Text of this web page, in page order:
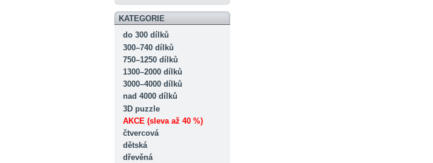
KATEGORIE
do 300 dílků
300–740 dílků
750–1250 dílků
1300–2000 dílků
3000–4000 dílků
nad 4000 dílků
3D puzzle
AKCE (sleva až 40 %)
čtvercová
dětská
dřevěná